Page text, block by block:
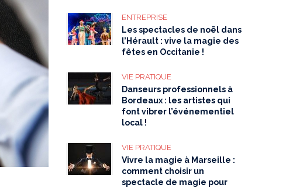
ENTREPRISE
Les spectacles de noël dans
l’Hérault : vive la magie des
fêtes en Occitanie !
VIE PRATIQUE
Danseurs professionnels à
Bordeaux : les artistes qui
font vibrer l’événementiel
local !
VIE PRATIQUE
Vivre la magie à Marseille :
comment choisir un
spectacle de magie pour